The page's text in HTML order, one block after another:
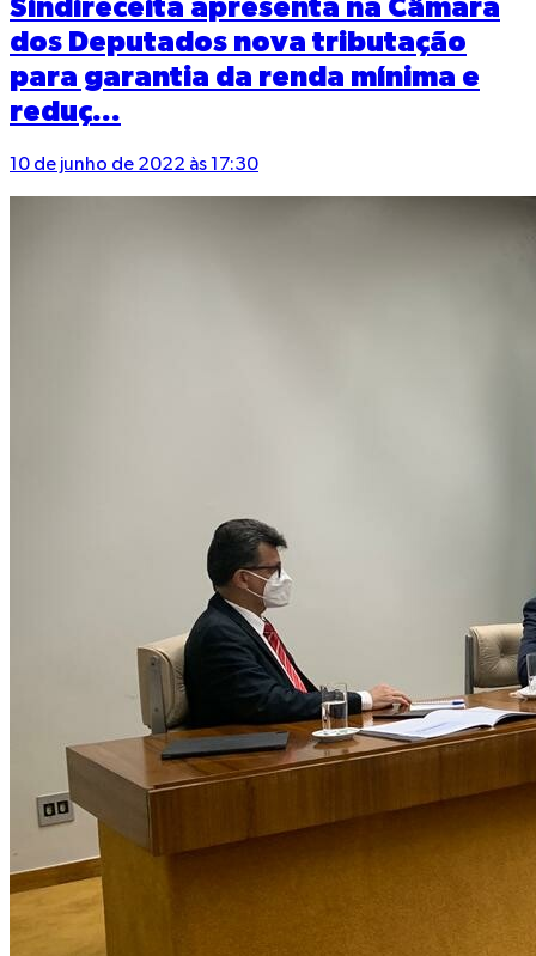
Sindireceita apresenta na Câmara
dos Deputados nova tributação
para garantia da renda mínima e
reduç...
10 de junho de 2022 às 17:30